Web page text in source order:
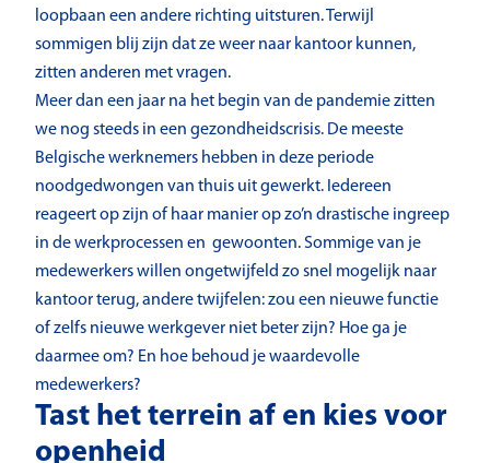
loopbaan een andere richting uitsturen. Terwijl
sommigen blij zijn dat ze weer naar kantoor kunnen,
zitten anderen met vragen.
Meer dan een jaar na het begin van de pandemie zitten
we nog steeds in een gezondheidscrisis. De meeste
Belgische werknemers hebben in deze periode
noodgedwongen van thuis uit gewerkt. Iedereen
reageert op zijn of haar manier op zo’n drastische ingreep
in de werkprocessen en gewoonten. Sommige van je
medewerkers willen ongetwijfeld zo snel mogelijk naar
kantoor terug, andere twijfelen: zou een nieuwe functie
of zelfs nieuwe werkgever niet beter zijn? Hoe ga je
daarmee om? En hoe behoud je waardevolle
medewerkers?
Tast het terrein af en kies voor
openheid